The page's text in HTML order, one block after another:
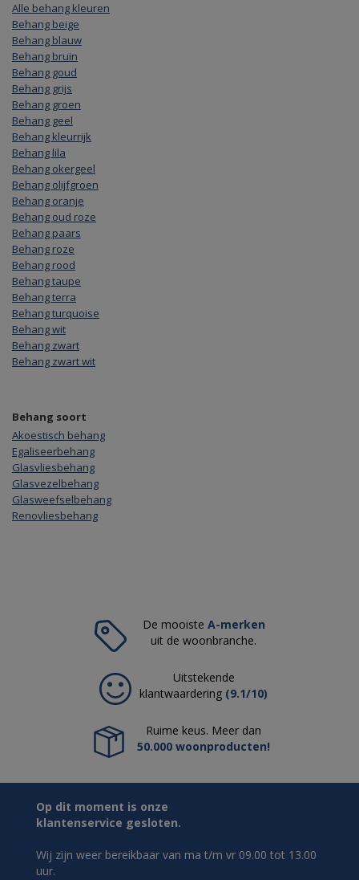
Alle behang kleuren
Behang beige
Behang blauw
Behang bruin
Behang goud
Behang grijs
Behang groen
Behang geel
Behang kleurrijk
Behang lila
Behang okergeel
Behang olijfgroen
Behang oranje
Behang oud roze
Behang paars
Behang roze
Behang rood
Behang taupe
Behang terra
Behang turquoise
Behang wit
Behang zwart
Behang zwart wit
Behang soort
Akoestisch behang
Egaliseerbehang
Glasvliesbehang
Glasvezelbehang
Glasweefselbehang
Renovliesbehang
De mooiste A-merken
uit de woonbranche.
Uitstekende
klantwaardering (9.1/10)
Ruime keus. Meer dan
50.000 woonproducten!
Op dit moment is onze
klantenservice gesloten.
Wij zijn weer bereikbaar van ma t/m vr 09.00 tot 13.00
uur.